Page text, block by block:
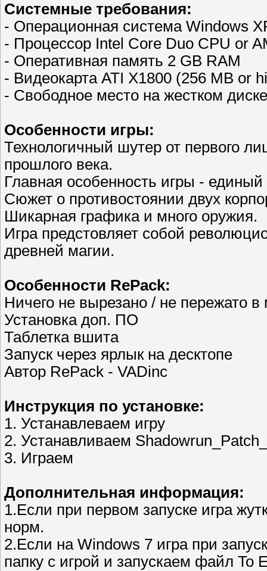
Системные требования:
- Операционная система Windows
- Процессор Intel Core Duo CPU or
- Оперативная память 2 GB RAM
- Видеокарта ATI X1800 (256 MB or
- Свободное место на жестком
Особенности игры:
Технологичный шутер от первого
прошлого века.
Главная особенность игры -
Сюжет о противостоянии двух
Шикарная графика и много оружия.
Игра предстовляет собой
древней магии.
Особенности RePack:
Ничего не вырезано / не пережато
Установка доп. ПО
Таблетка вшита
Запуск через ярлык на десктопе
Автор RePack - VADinc
Инструкция по установке:
1. Устанавлеваем игру
2. Устанавливаем
3. Играем
Дополнительная информация:
1.Если при первом запуске игра
норм.
2.Если на Windows 7 игра при
папку с игрой и запускаем файл To